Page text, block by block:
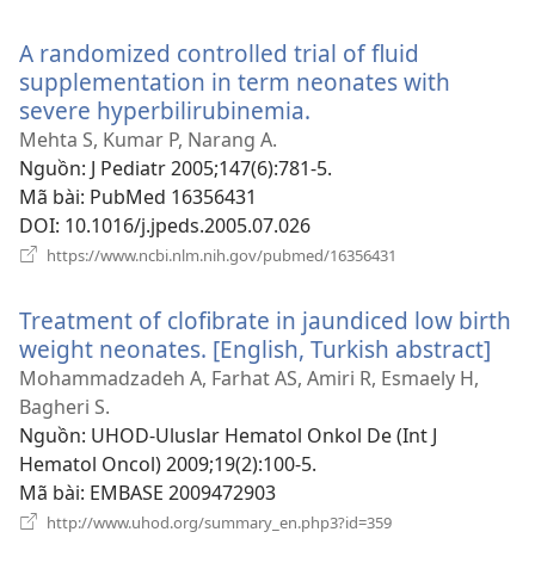
mới)
A randomized controlled trial of fluid
supplementation in term neonates with
severe hyperbilirubinemia.
sổ
Mehta S, Kumar P, Narang A.
Nguồn‎: J Pediatr 2005;147(6):781-5.
Mã bài‎: PubMed 16356431
DOI‎: 10.1016/j.jpeds.2005.07.026
https://www.ncbi.nlm.nih.gov/pubmed/16356431
mới)
Treatment of clofibrate in jaundiced low birth
weight neonates. [English, Turkish abstract]
Mohammadzadeh A, Farhat AS, Amiri R, Esmaely H,
Bagheri S.
Nguồn‎: UHOD-Uluslar Hematol Onkol De (Int J
Hematol Oncol) 2009;19(2):100-5.
Mã bài‎: EMBASE 2009472903
http://www.uhod.org/summary_en.php3?id=359